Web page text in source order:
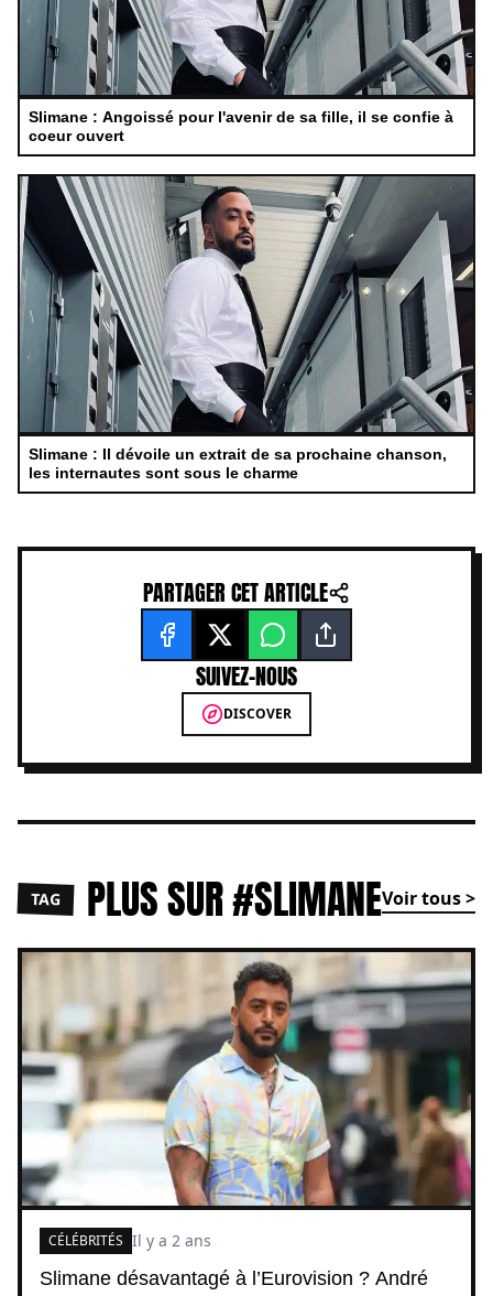
Slimane : Angoissé pour l'avenir de sa fille, il se confie à
coeur ouvert
Slimane : Il dévoile un extrait de sa prochaine chanson,
les internautes sont sous le charme
PARTAGER CET ARTICLE
SUIVEZ-NOUS
DISCOVER
TAG PLUS SUR #SLIMANEVoir tous >
Slimane désavantagé à l’Eurovision ? André
CÉLÉBRITÉS Il y a 2 ans